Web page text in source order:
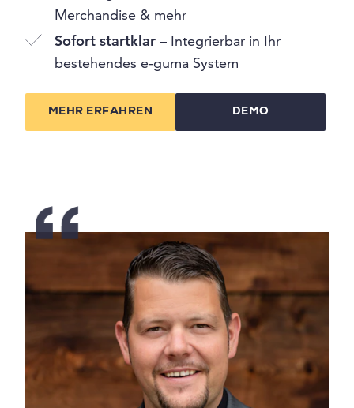
Merchandise & mehr
Sofort startklar – Integrierbar in Ihr
bestehendes e-guma System
MEHR ERFAHREN DEMO